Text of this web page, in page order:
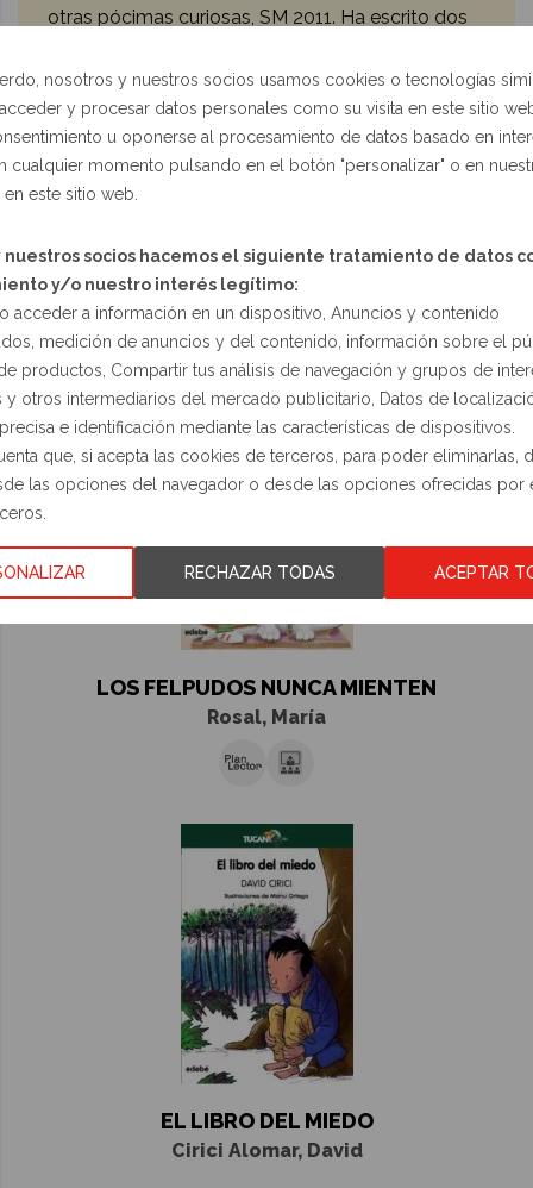
nosotros y nuestros socios usamos cookies o tecnologías
y procesar datos personales como su visita en este sitio
u oponerse al procesamiento de datos basado en
cualquier momento pulsando en el botón "personalizar" o en
este sitio web.
nuestros socios hacemos el siguiente tratamiento de datos
y/o nuestro interés legítimo:
acceder a información en un dispositivo, Anuncios y contenido
medición de anuncios y del contenido, información sobre el
productos, Compartir tus análisis de navegación y grupos de
y otros intermediarios del mercado publicitario, Datos de
e identificación mediante las características de dispositivos.
que, si acepta las cookies de terceros, para poder eliminarlas,
las opciones del navegador o desde las opciones ofrecidas por
RECHAZAR TODAS ACEPTAR
otras pócimas curiosas, SM 2011. Ha escrito dos
teatro y actualmente trabaja en su segunda
novela.
Libros relacionados
LOS FELPUDOS NUNCA MIENTEN
Rosal, María
EL LIBRO DEL MIEDO
Cirici Alomar, David